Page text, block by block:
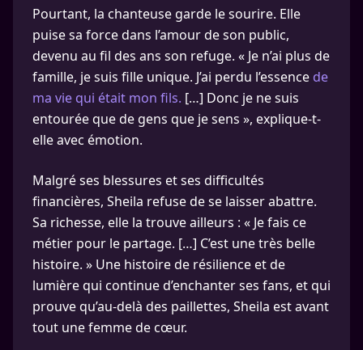
Pourtant, la chanteuse garde le sourire. Elle
puise sa force dans l’amour de son public,
devenu au fil des ans son refuge. « Je n’ai plus de
famille, je suis fille unique. J’ai perdu l’essence de
ma vie qui était mon fils. […] Donc je ne suis
entourée que de gens que je sens », explique-t-
elle avec émotion.
Malgré ses blessures et ses difficultés
financières, Sheila refuse de se laisser abattre.
Sa richesse, elle la trouve ailleurs : « Je fais ce
métier pour le partage. […] C’est une très belle
histoire. » Une histoire de résilience et de
lumière qui continue d’enchanter ses fans, et qui
prouve qu’au-delà des paillettes, Sheila est avant
tout une femme de cœur.